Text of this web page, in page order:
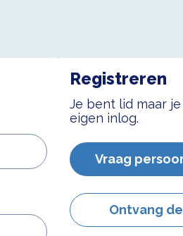
Registreren
Je bent lid maar
eigen inlog.
Vraag
Ontvang